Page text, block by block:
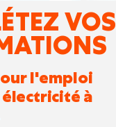
VOS
l'emploi
à